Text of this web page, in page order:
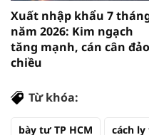
Xuất nhập khẩu 7
năm 2026: Kim ngạch
tăng mạnh, cán cân đảo
chiều
Từ khóa:
bày tư TP HCM cách